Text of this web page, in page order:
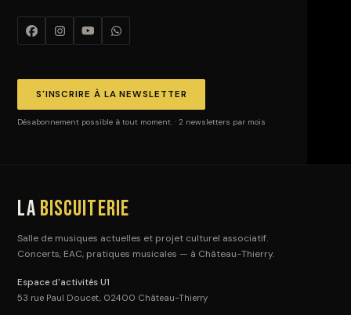
S'INSCRIRE À LA NEWSLETTER
Désabonnement possible à tout moment. · 2 newsletters par mois
La Biscuiterie
Salle de musiques actuelles et projet culturel associatif.
Concerts, EAC, pratiques musicales — à Château-Thierry.
Espace d'activités U1
53 rue Paul Doucet, 02400 Château-Thierry